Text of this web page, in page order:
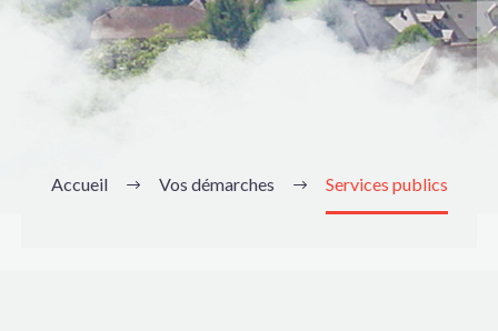
Accueil Vos démarches Services publics